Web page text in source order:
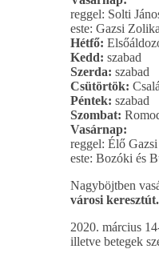
reggel: Solti
este: Gazsi
Hétfő:
Kedd: szabad
Szerda: szabad
Csütörtök:
Péntek: szabad
Szombat:
Vasárnap:
reggel: Élő
este: Bozóki és
Nagyböjtben
városi keresztút.
2020. március
illetve betegek